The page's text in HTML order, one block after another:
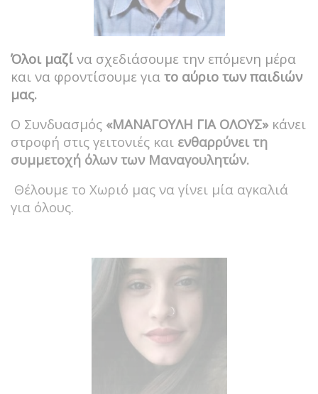
Όλοι μαζίνα σχεδιάσουμε την επόμενη μέρα
και να φροντίσουμε για το αύριο των παιδιών
μας.
Ο Συνδυασμός «ΜΑΝΑΓΟΥΛΗ ΓΙΑ ΟΛΟΥΣ» κάνει
στροφή στις γειτονιές και ενθαρρύνει τη
συμμετοχή όλων των Μαναγουλητών.
Θέλουμε το Χωριό μας να γίνει μία αγκαλιά
για όλους.